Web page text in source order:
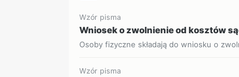
Wzór pisma
Wniosek o zwolnienie od kosztów
Osoby fizyczne składają do wniosku o
Wzór pisma